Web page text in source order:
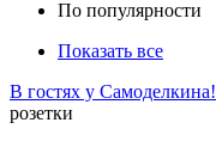
По популярности
Показать все
В гостях у Самоделкина!
розетки